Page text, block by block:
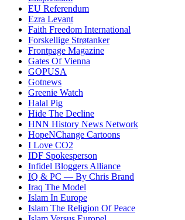
EU Referendum
Ezra Levant
Faith Freedom International
Forskellige Strøtanker
Frontpage Magazine
Gates Of Vienna
GOPUSA
Gotnews
Greenie Watch
Halal Pig
Hide The Decline
HNN History News Network
HopeNChange Cartoons
I Love CO2
IDF Spokesperson
Infidel Bloggers Alliance
IQ & PC — By Chris Brand
Iraq The Model
Islam In Europe
Islam The Religion Of Peace